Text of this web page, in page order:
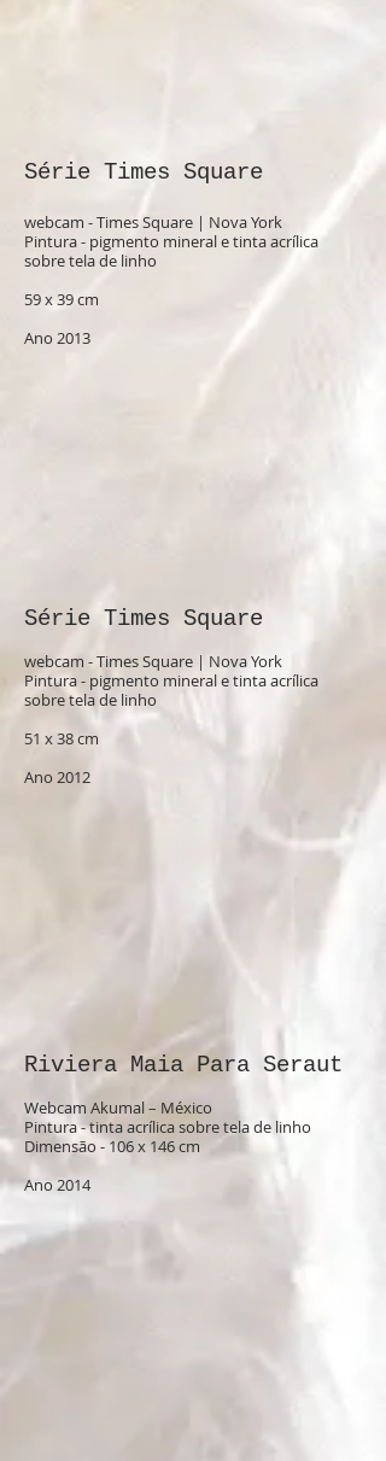
​​Série Times Square
webcam - Times Square | Nova York
Pintura - pigmento mineral e tinta acrílica
sobre tela de linho
59 x 39 cm
Ano 2013
Série Times Square
webcam - Times Square | Nova York
Pintura - pigmento mineral e tinta acrílica
sobre tela de linho
51 x 38 cm
Ano 2012
Riviera Maia Para Seraut
Webcam Akumal – México
Pintura - tinta acrílica sobre tela de linho
Dimensão - 106 x 146 cm
Ano 2014